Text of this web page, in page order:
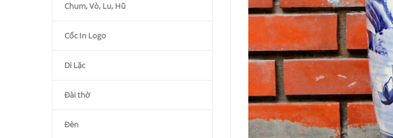
Chum, Vò, Lu, Hũ
Cốc In Logo
Di Lặc
Đài thờ
Đèn